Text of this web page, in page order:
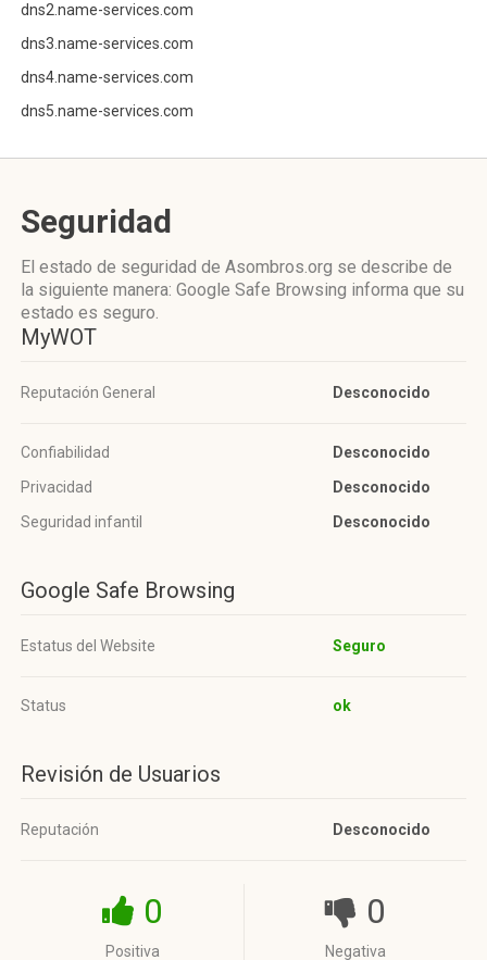
dns2.name-services.com
dns3.name-services.com
dns4.name-services.com
dns5.name-services.com
Seguridad
El estado de seguridad de Asombros.org se describe de
la siguiente manera: Google Safe Browsing informa que su
estado es seguro.
MyWOT
Reputación General Desconocido
Confiabilidad
Desconocido
Privacidad
Desconocido
Seguridad infantil
Desconocido
Google Safe Browsing
Estatus del Website Seguro
Status ok
Revisión de Usuarios
Reputación Desconocido
0
Positiva
0
Negativa